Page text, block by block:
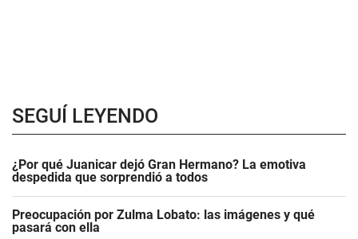
SEGUÍ LEYENDO
¿Por qué Juanicar dejó Gran Hermano? La emotiva
despedida que sorprendió a todos
Preocupación por Zulma Lobato: las imágenes y qué
pasará con ella